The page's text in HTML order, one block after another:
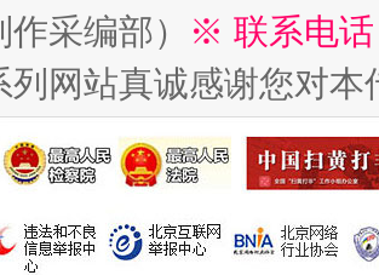
作采编部）
※ 联系电
列网站真诚感谢您对